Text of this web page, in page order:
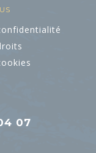
L'Art
07